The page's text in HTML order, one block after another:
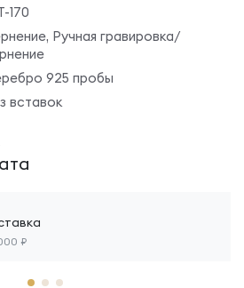
170
Ручная гравировка/
925 пробы
вставок
₽